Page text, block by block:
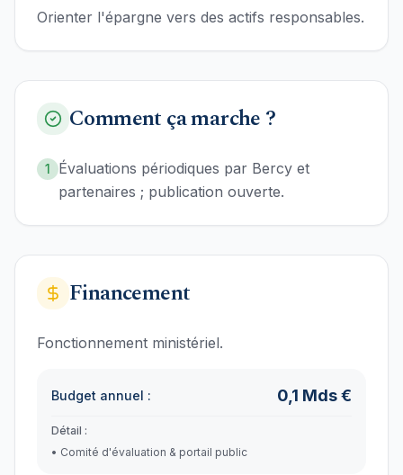
Orienter l'épargne vers des actifs responsables.
Comment ça marche ?
1
Évaluations périodiques par Bercy et
partenaires ; publication ouverte.
Financement
Fonctionnement ministériel.
Budget annuel : 0,1 Mds €
Détail :
• Comité d'évaluation & portail public